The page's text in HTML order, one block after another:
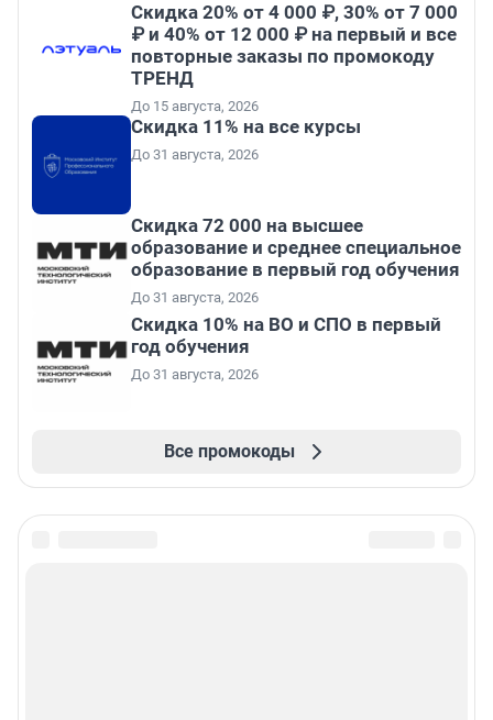
Скидка 20% от 4 000 ₽, 30% от 7 000
₽ и 40% от 12 000 ₽ на первый и все
повторные заказы по промокоду
ТРЕНД
До 15 августа, 2026
Скидка 11% на все курсы
До 31 августа, 2026
Скидка 72 000 на высшее
образование и среднее специальное
образование в первый год обучения
До 31 августа, 2026
Скидка 10% на ВО и СПО в первый
год обучения
До 31 августа, 2026
Все промокоды